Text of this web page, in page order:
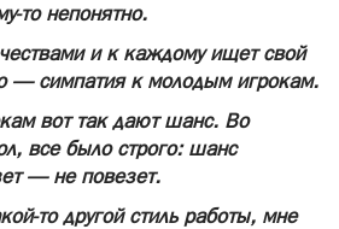
то непонятно.
и к каждому ищет свой
— симпатия к молодым игрокам.
вот так дают шанс. Во
все было строго: шанс
— не повезет.
то другой стиль работы, мне